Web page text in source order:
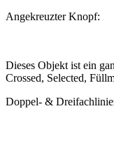
Angekreuzter Knopf:
Dieses Objekt ist ein
Crossed, Selected,
Doppel- &